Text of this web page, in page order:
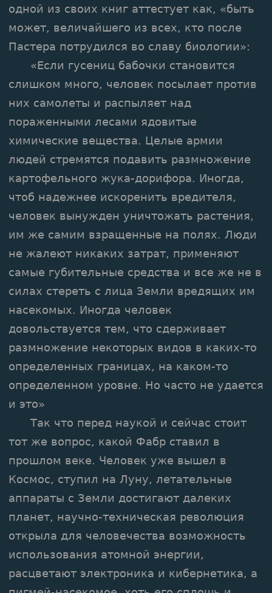
одной из своих книг аттестует как, «быть
может, величайшего из всех, кто после
Пастера потрудился во славу биологии»:
«Если гусениц бабочки становится
слишком много, человек посылает против
них самолеты и распыляет над
пораженными лесами ядовитые
химические вещества. Целые армии
людей стремятся подавить размножение
картофельного жука-дорифора. Иногда,
чтоб надежнее искоренить вредителя,
человек вынужден уничтожать растения,
им же самим взращенные на полях. Люди
не жалеют никаких затрат, применяют
самые губительные средства и все же не в
силах стереть с лица Земли вредящих им
насекомых. Иногда человек
довольствуется тем, что сдерживает
размножение некоторых видов в каких-то
определенных границах, на каком-то
определенном уровне. Но часто не удается
и это»
Так что перед наукой и сейчас стоит
тот же вопрос, какой Фабр ставил в
прошлом веке. Человек уже вышел в
Космос, ступил на Луну, летательные
аппараты с Земли достигают далеких
планет, научно-техническая революция
открыла для человечества возможность
использования атомной энергии,
расцветают электроника и кибернетика, а